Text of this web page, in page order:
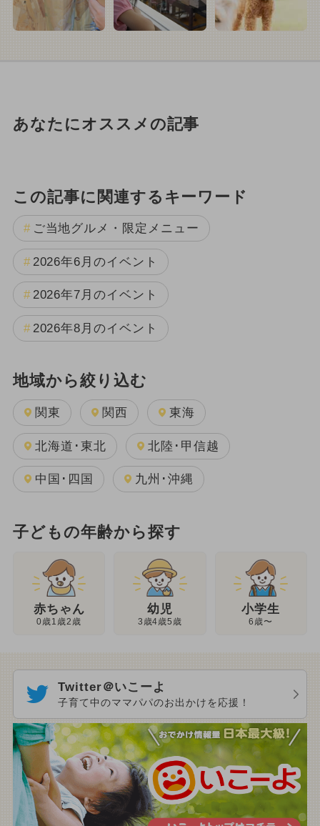
あなたにオススメの記事
この記事に関連するキーワード
ご当地グルメ・限定メニュー
2026年6月のイベント
2026年7月のイベント
2026年8月のイベント
地域から絞り込む
関東 関西 東海
北海道･東北 北陸･甲信越
中国･四国 九州･沖縄
子どもの年齢から探す
赤ちゃん
0歳1歳2歳
幼児
3歳4歳5歳
小学生
6歳〜
Twitter＠いこーよ
子育て中のママパパのお出かけを応援！